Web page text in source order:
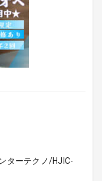
ターテクノ/HJIC-